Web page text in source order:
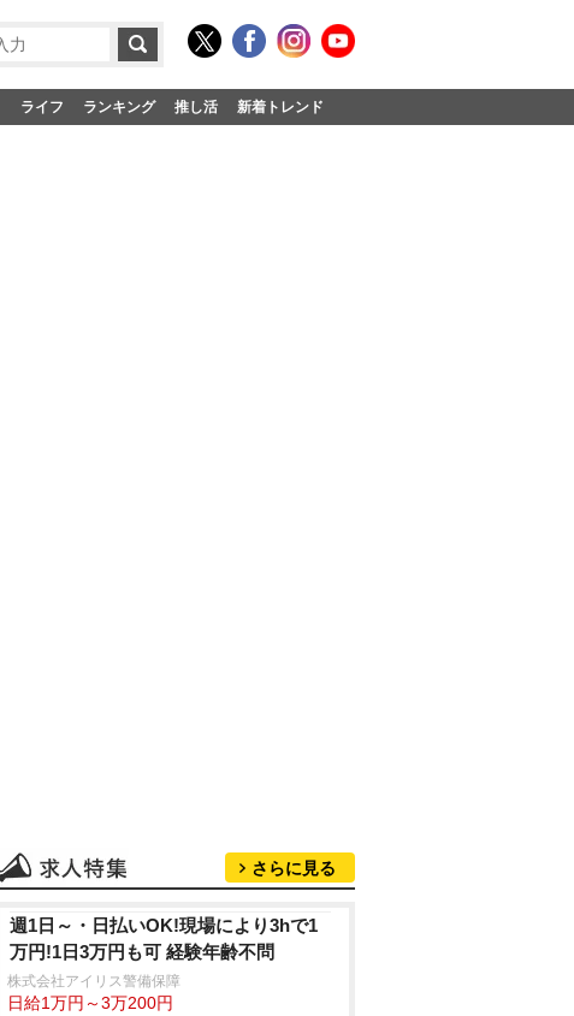
ライフ ランキング 推し活 新着トレンド
さらに見る
週1日～・日払いOK!現場により3hで1
万円!1日3万円も可 経験年齢不問
株式会社アイリス警備保障
日給1万円～3万200円